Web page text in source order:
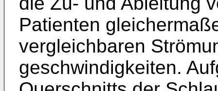
Patienten
vergleichbaren
geschwindigkeiten.